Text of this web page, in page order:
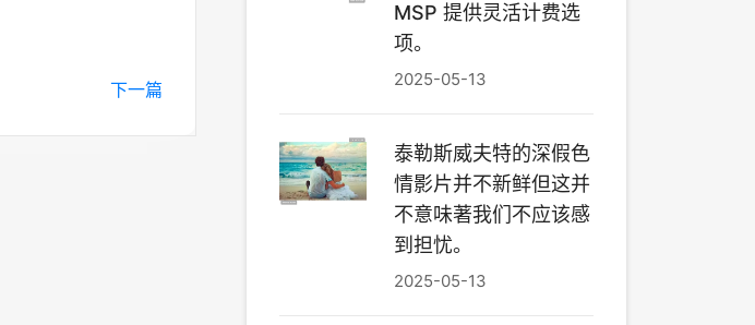
下一篇
MSP 提供灵活计费选
项。
2025-05-13
泰勒斯威夫特的深假色
情影片并不新鲜但这并
不意味著我们不应该感
到担忧。
2025-05-13